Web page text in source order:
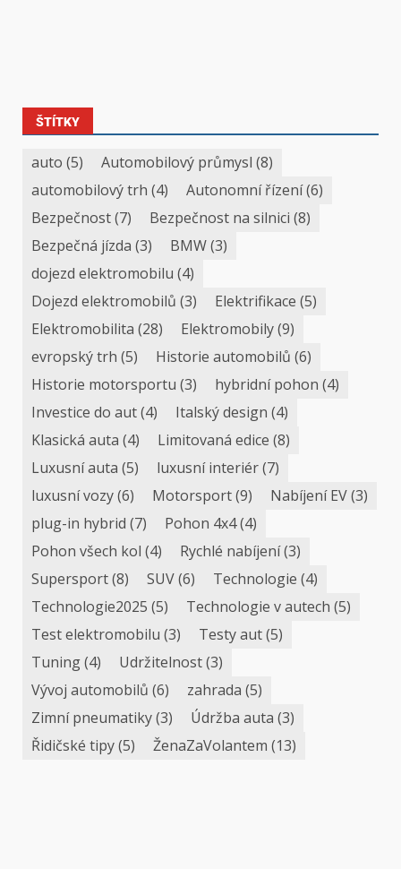
ŠTÍTKY
auto (5) Automobilový průmysl (8)
automobilový trh (4) Autonomní řízení(6)
Bezpečnost(7) Bezpečnost na silnici (8)
Bezpečná jízda (3) BMW(3)
dojezd elektromobilu (4)
Dojezd elektromobilů (3) Elektrifikace (5)
Elektromobilita (28) Elektromobily(9)
evropský trh (5) Historie automobilů (6)
Historie motorsportu (3) hybridní pohon (4)
Investice do aut(4) Italský design (4)
Klasická auta (4) Limitovaná edice (8)
Luxusní auta (5) luxusní interiér(7)
luxusní vozy(6) Motorsport(9) Nabíjení EV(3)
plug-in hybrid (7) Pohon 4x4(4)
Pohon všech kol (4) Rychlé nabíjení(3)
Supersport(8) SUV(6) Technologie (4)
Technologie2025 (5) Technologie v autech (5)
Test elektromobilu (3) Testy aut(5)
Tuning(4) Udržitelnost(3)
Vývoj automobilů (6) zahrada (5)
Zimní pneumatiky(3) Údržba auta (3)
Řidičské tipy(5) ŽenaZaVolantem (13)